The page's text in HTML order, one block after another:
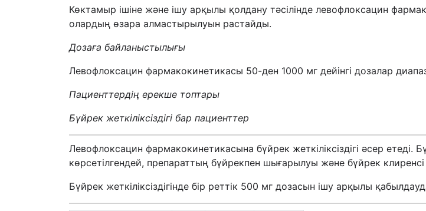
Көктамыр ішіне және ішу арқылы қолдану тәсілінде левофлоксацин
олардың өзара алмастырылуын растайды.
Дозаға байланыстылығы
Левофлоксацин фармакокинетикасы 50-ден 1000 мг дейінгі дозалар
Пациенттердің ерекше топтары
Бүйрек жеткіліксіздігі бар пациенттер
Левофлоксацин фармакокинетикасына бүйрек жеткіліксіздігі әсер
көрсетілгендей, препараттың бүйрекпен шығарылуы және бүйрек
Бүйрек жеткіліксіздігінде бір реттік 500 мг дозасын ішу арқылы